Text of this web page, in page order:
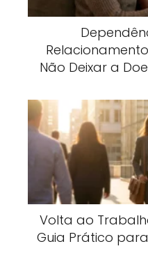
Não Deixar a
Volta ao
Guia Prático